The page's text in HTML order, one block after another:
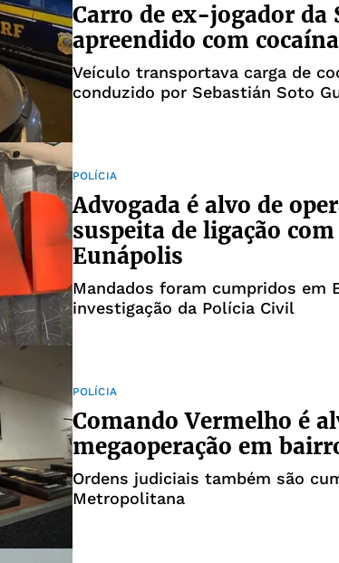
Carro de ex-jogador da
apreendido com
Veículo transportava carga de
conduzido por Sebastián Soto
POLÍCIA
Advogada é alvo de
suspeita de ligação com
Eunápolis
Mandados foram cumpridos em
investigação da Polícia Civil
POLÍCIA
Comando Vermelho é
megaoperação em
Ordens judiciais também são
Metropolitana